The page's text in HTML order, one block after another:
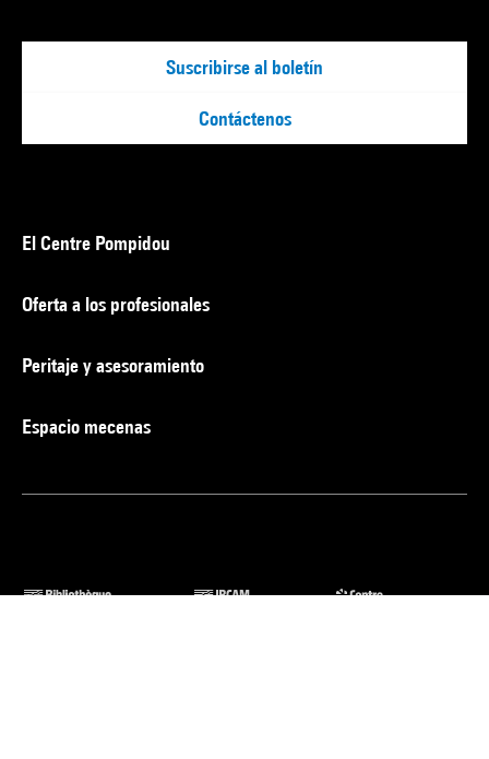
Suscribirse al boletín
Contáctenos
El Centre Pompidou
Oferta a los profesionales
Peritaje y asesoramiento
Espacio mecenas